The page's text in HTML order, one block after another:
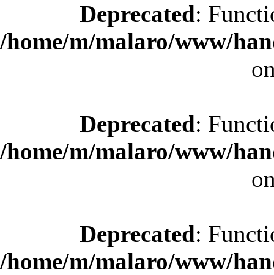
Deprecated:
/home/m/malaro/www/
Deprecated:
/home/m/malaro/www/
Deprecated:
/home/m/malaro/www/